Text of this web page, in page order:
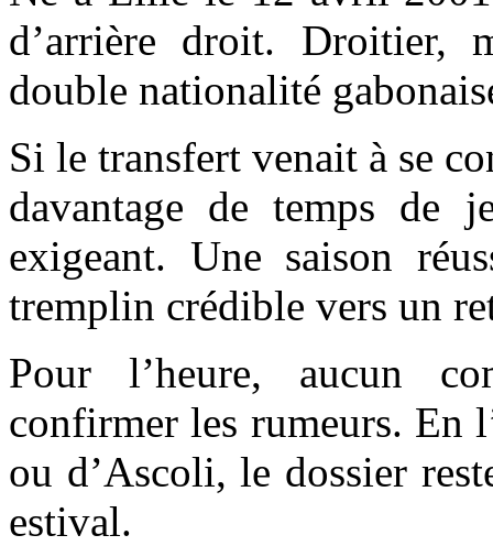
d’arrière droit. Droitier,
double nationalité
Si le transfert venait à se
davantage de temps de
exigeant. Une saison
tremplin crédible vers un
Pour l’heure, aucun
confirmer les rumeurs. En
ou d’Ascoli, le dossier
estival.